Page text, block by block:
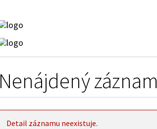
Nenájdený záznam
Detail záznamu neexistuje.